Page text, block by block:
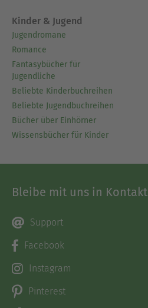
Kinder & Jugend
Jugendromane
Romance
Fantasybücher für
Jugendliche
Beliebte Kinderbuchreihen
Beliebte Jugendbuchreihen
Bücher über Einhörner
Wissensbücher für Kinder
Bleibe mit uns in Kontakt
Support
Facebook
Instagram
Pinterest